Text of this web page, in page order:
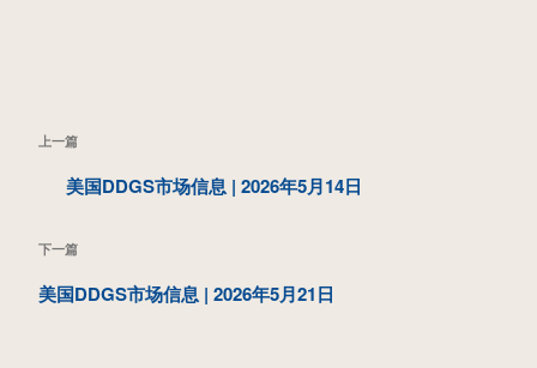
文
章
导
航
上
文
章
上一篇
美国DDGS市场信息 | 2026年5月14日
下
一
下一篇
美国DDGS市场信息 | 2026年5月21日